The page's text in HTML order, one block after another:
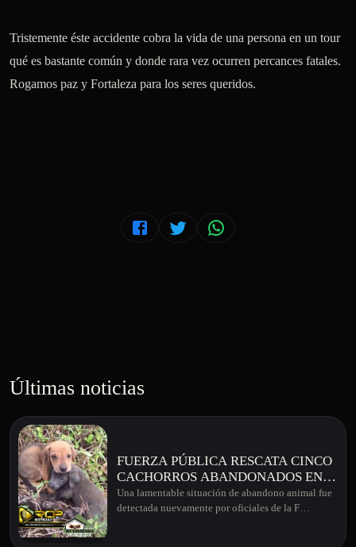
Tristemente éste accidente cobra la vida de una persona en un tour
qué es bastante común y donde rara vez ocurren percances fatales.
Últimas noticias
FUERZA PÚBLICA RESCATA CINCO
CACHORROS ABANDONADOS EN
GARABITO DE AGUAS ZARCAS
Una lamentable situación de abandono animal fue
detectada nuevamente por oficiales de la F…